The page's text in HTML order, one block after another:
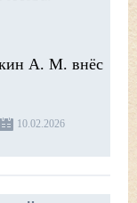
А. М. внёс
10.02.2026